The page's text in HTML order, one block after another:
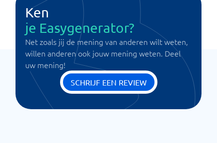
Ken
je Easygenerator?
Net zoals jij de mening van anderen wilt weten,
willen anderen ook jouw mening weten. Deel
uw mening!
SCHRIJF EEN REVIEW